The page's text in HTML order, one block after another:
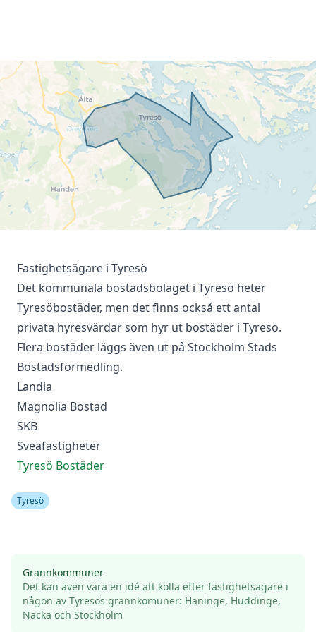
Fastighetsägare i Tyresö
Det kommunala bostadsbolaget i Tyresö heter
Tyresöbostäder, men det finns också ett antal
privata hyresvärdar som hyr ut bostäder i Tyresö.
Flera bostäder läggs även ut på Stockholm Stads
Bostadsförmedling.
Landia
Magnolia Bostad
SKB
Sveafastigheter
Tyresö Bostäder
Tyresö
Grannkommuner
Det kan även vara en idé att kolla efter fastighetsagare i
någon av Tyresös grannkomuner: Haninge, Huddinge,
Nacka och Stockholm